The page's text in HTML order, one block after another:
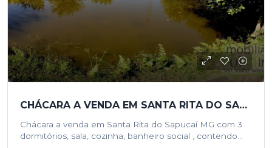
CHÁCARA A VENDA EM SANTA RITA DO SAPUCAÍ MG
Chácara a venda em Santa Rita do Sapucaí MG com 3
dormitórios, sala, cozinha, banheiro social , contendo